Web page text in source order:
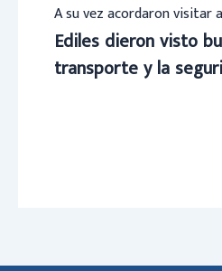
A su vez acordaron visitar
Ediles dieron visto
transporte y la